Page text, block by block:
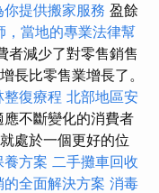
提供搬家服務 盈餘
，當地的專業法律幫
者減少了對零售銷售
長比零售業增長了。
整復療程 北部地區安
應不斷變化的消費者
處於一個更好的位
方案 二手攤車回收
的全面解決方案 消毒